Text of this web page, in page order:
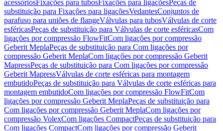
acessóriosFixações para tubosFixações para ligaçõesPeças de
substituição para Fixações para ligaçõesVedantesConjuntos de
parafuso para uniões de flangeVálvulas para tubosVálvulas de corte
esféricasPeças de substituição para Válvulas de corte esféricasCom
ligações por compressão FlowFitCom ligações por compressão
Geberit MeplaPeças de substituição para Com ligações por
compressão Geberit MeplaCom ligações por compressão Geberit
MapressPeças de substituição para Com ligações por compressão
Geberit MapressVálvulas de corte esféricas para montagem
embutidoPeças de substituição para Válvulas de corte esféricas para
montagem embutidoCom ligações por compressão FlowFitCom
ligações por compressão Geberit MeplaPeças de substituição para
Com ligações por compressão Geberit MeplaCom ligações por
compressão VolexCom ligações CompactPeças de substituição para
Com ligações CompactCom ligações por compressão Geberit